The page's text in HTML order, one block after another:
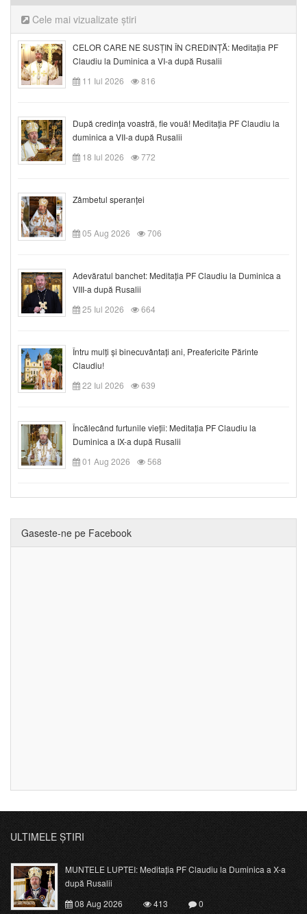
Cele mai vizualizate știri
CELOR CARE NE SUSȚIN ÎN CREDINȚĂ: Meditația PF
Claudiu la Duminica a VI-a după Rusalii
11 Iul 2026
816
După credinţa voastră, fie vouă! Meditația PF Claudiu la
duminica a VII-a după Rusalii
18 Iul 2026
772
Zâmbetul speranței
05 Aug 2026 706
Adevăratul banchet: Meditația PF Claudiu la Duminica a
VIII-a după Rusalii
25 Iul 2026
664
Întru mulți și binecuvântați ani, Preafericite Părinte
Claudiu!
22 Iul 2026
639
Încălecând furtunile vieții: Meditația PF Claudiu la
Duminica a IX-a după Rusalii
01 Aug 2026
568
Gaseste-ne pe Facebook
ULTIMELE ȘTIRI
MUNTELE LUPTEI: Meditația PF Claudiu la Duminica a X-a
după Rusalii
08 Aug 2026
413
0